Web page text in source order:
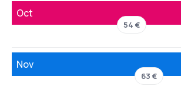
Oct
54 €
Nov
63 €